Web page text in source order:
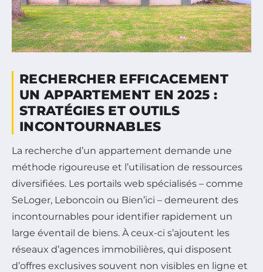
RECHERCHER EFFICACEMENT
UN APPARTEMENT EN 2025 :
STRATÉGIES ET OUTILS
INCONTOURNABLES
La recherche d’un appartement demande une
méthode rigoureuse et l’utilisation de ressources
diversifiées. Les portails web spécialisés – comme
SeLoger, Leboncoin ou Bien’ici – demeurent des
incontournables pour identifier rapidement un
large éventail de biens. À ceux-ci s’ajoutent les
réseaux d’agences immobilières, qui disposent
d’offres exclusives souvent non visibles en ligne et